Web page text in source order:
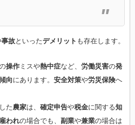
事故といったデメリット も存在します。
操作ミスや熱中症など、 労働災害の発
向にあります。 安全対策や労災保険へ
した農家は、 確定申告や税金に関する知
雇われの場合でも、 副業や兼業の場合は